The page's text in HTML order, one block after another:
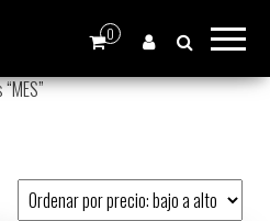
0
por precio: bajo a alto